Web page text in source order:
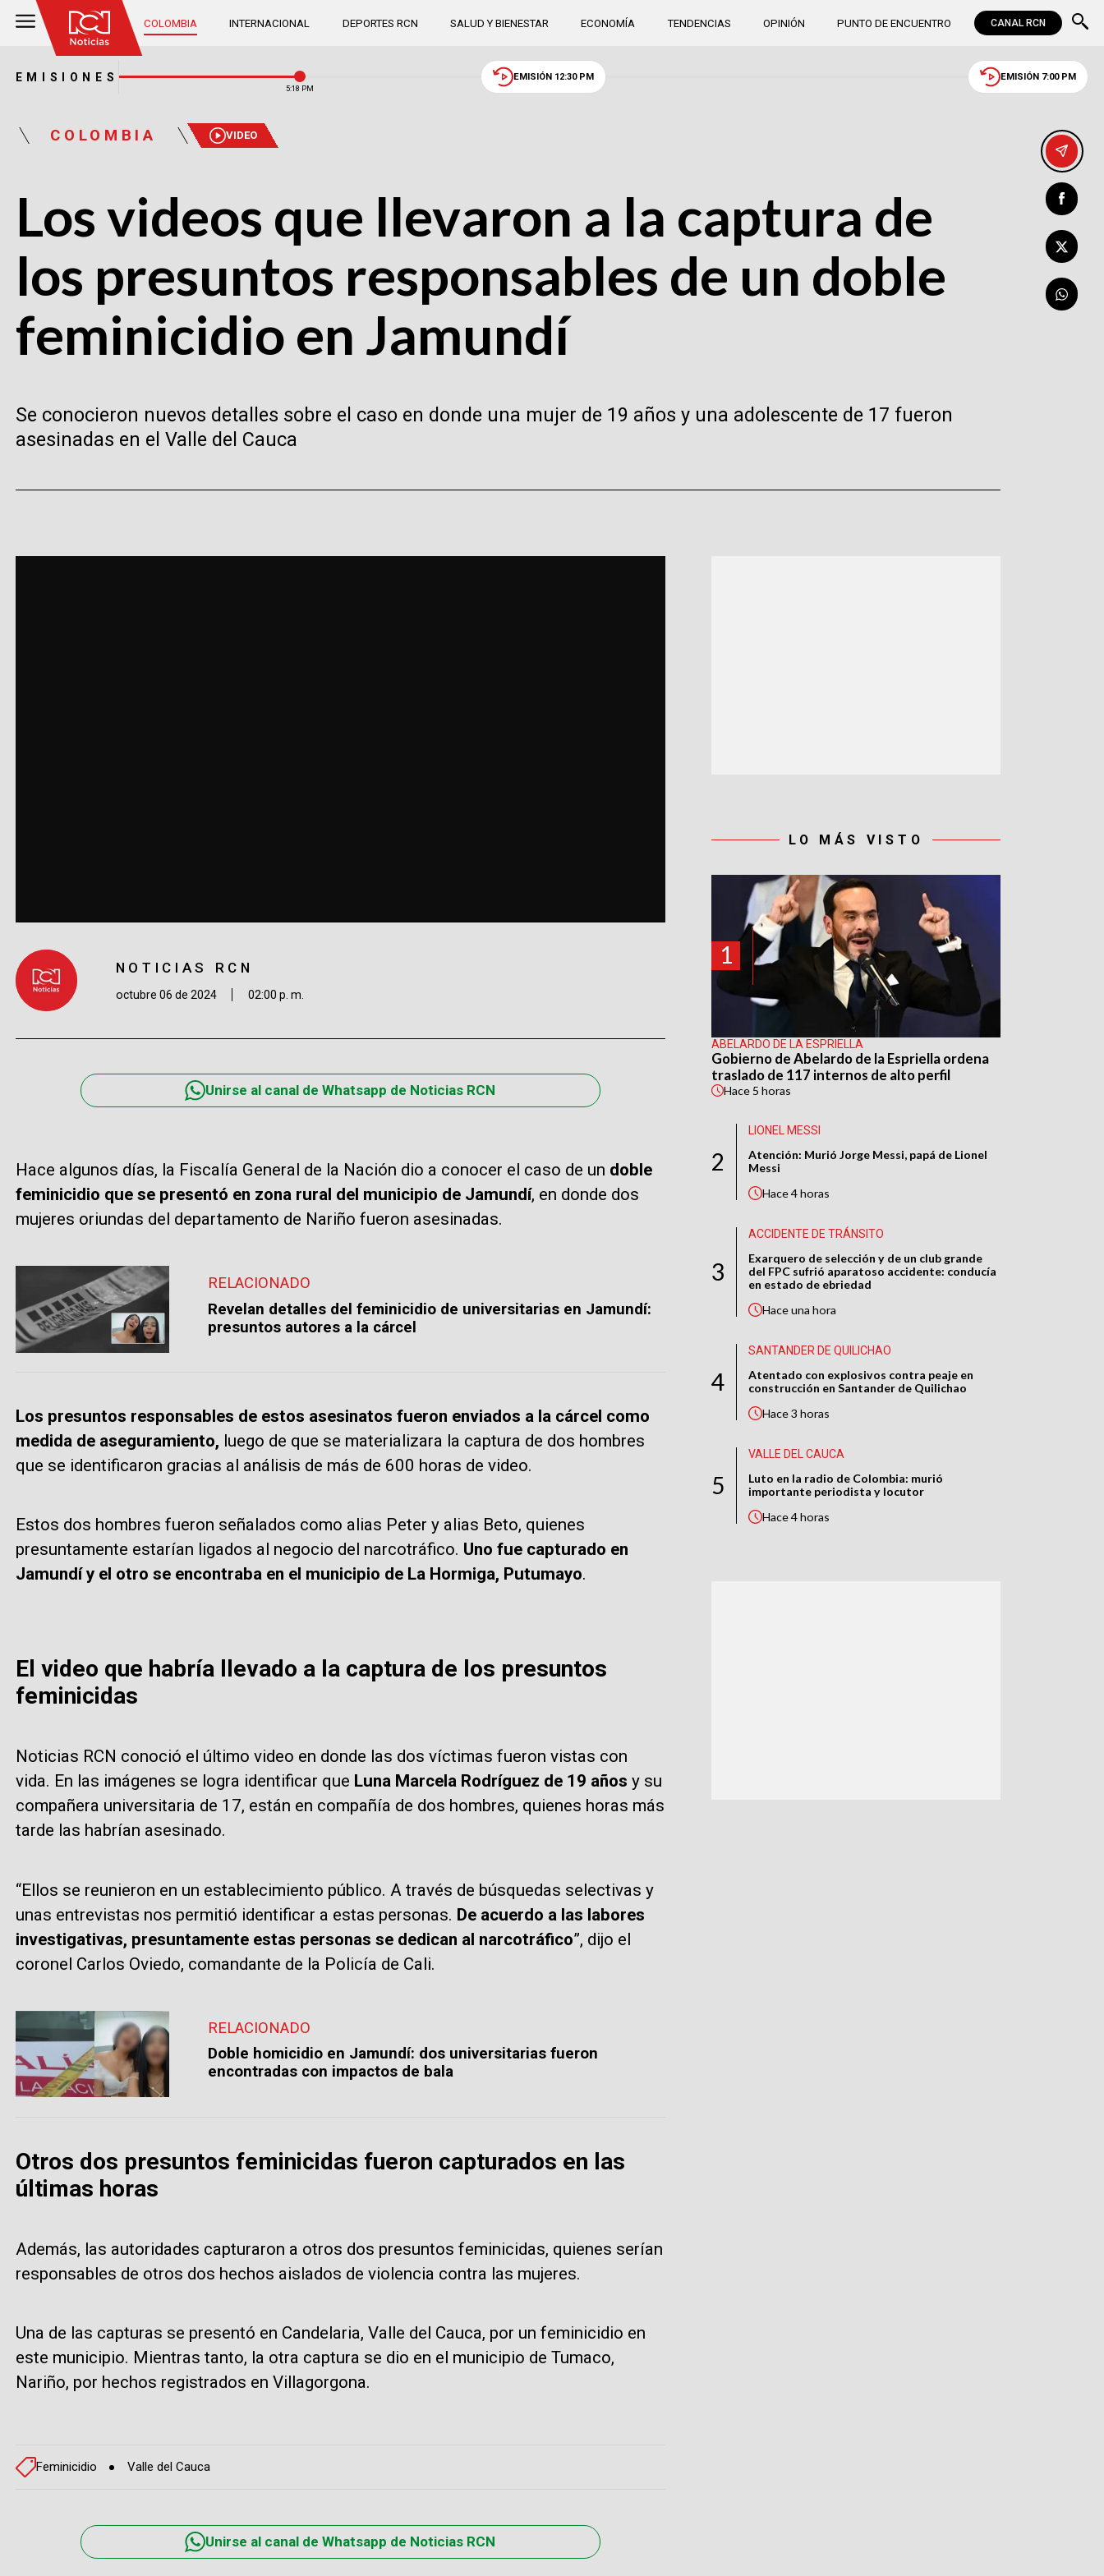
COLOMBIA INTERNACIONAL DEPORTES RCN SALUD Y BIENESTAR ECONOMÍA TENDENCIAS OPINIÓN PUNTO DE ENCUENTRO CANAL RCN
EMISIONES
5:18 PM
EMISIÓN 12:30 PM EMISIÓN 7:00 PM
COLOMBIA VIDEO
Los videos que llevaron a la captura de
los presuntos responsables de un doble
feminicidio en Jamundí
Se conocieron nuevos detalles sobre el caso en donde una mujer de 19 años y una adolescente de 17 fueron
asesinadas en el Valle del Cauca
NOTICIAS RCN
octubre 06 de 2024 02:00 p. m.
Unirse al canal de Whatsapp de Noticias RCN
Hace algunos días, la Fiscalía General de la Nación dio a conocer el caso de un doble
feminicidio que se presentó en zona rural del municipio de Jamundí, en donde dos
mujeres oriundas del departamento de Nariño fueron asesinadas.
RELACIONADO
Revelan detalles del feminicidio de universitarias en Jamundí:
presuntos autores a la cárcel
Los presuntos responsables de estos asesinatos fueron enviados a la cárcel como
medida de aseguramiento, luego de que se materializara la captura de dos hombres
que se identificaron gracias al análisis de más de 600 horas de video.
Estos dos hombres fueron señalados como alias Peter y alias Beto, quienes
presuntamente estarían ligados al negocio del narcotráfico. Uno fue capturado en
Jamundí y el otro se encontraba en el municipio de La Hormiga, Putumayo.
El video que habría llevado a la captura de los presuntos
feminicidas
Noticias RCN conoció el último video en donde las dos víctimas fueron vistas con
vida. En las imágenes se logra identificar que Luna Marcela Rodríguez de 19 años y su
compañera universitaria de 17, están en compañía de dos hombres, quienes horas más
tarde las habrían asesinado.
“Ellos se reunieron en un establecimiento público. A través de búsquedas selectivas y
unas entrevistas nos permitió identificar a estas personas. De acuerdo a las labores
investigativas, presuntamente estas personas se dedican al narcotráfico”, dijo el
coronel Carlos Oviedo, comandante de la Policía de Cali.
RELACIONADO
Doble homicidio en Jamundí: dos universitarias fueron
encontradas con impactos de bala
Otros dos presuntos feminicidas fueron capturados en las
últimas horas
Además, las autoridades capturaron a otros dos presuntos feminicidas, quienes serían
responsables de otros dos hechos aislados de violencia contra las mujeres.
Una de las capturas se presentó en Candelaria, Valle del Cauca, por un feminicidio en
este municipio. Mientras tanto, la otra captura se dio en el municipio de Tumaco,
Nariño, por hechos registrados en Villagorgona.
Feminicidio Valle del Cauca
Unirse al canal de Whatsapp de Noticias RCN
LO MÁS VISTO
1
ABELARDO DE LA ESPRIELLA
Gobierno de Abelardo de la Espriella ordena
traslado de 117 internos de alto perfil
Hace 5 horas
2
LIONEL MESSI
Atención: Murió Jorge Messi, papá de Lionel
Messi
Hace4 horas
3
ACCIDENTE DE TRÁNSITO
Exarquero de selección y de un club grande
del FPC sufrió aparatoso accidente: conducía
en estado de ebriedad
Haceuna hora
4
SANTANDER DE QUILICHAO
Atentado con explosivos contra peaje en
construcción en Santander de Quilichao
Hace3 horas
5
VALLE DEL CAUCA
Luto en la radio de Colombia: murió
importante periodista y locutor
Hace4 horas